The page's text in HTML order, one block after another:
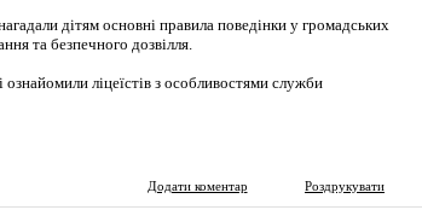
дітям основні правила поведінки у громадських
та безпечного дозвілля.
Додати коментар Роздрукувати